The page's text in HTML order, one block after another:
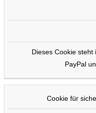
Dieses Cookie
PayPal
Cookie für